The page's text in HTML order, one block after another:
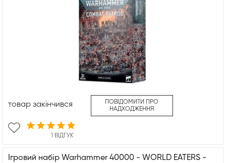
1 ВІДГУК
товар закінчився
ПОВІДОМИТИ ПРО
НАДХОДЖЕННЯ
Ігровий набір Warhammer 40000 - WORLD EATERS -